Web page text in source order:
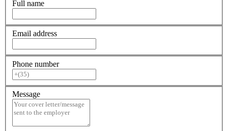
Full name
Email address
Phone number
Message